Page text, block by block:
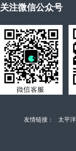
关注微信公众号
友情链接： 太平